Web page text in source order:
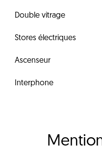
Double vitrage
Stores électriques
Ascenseur
Interphone